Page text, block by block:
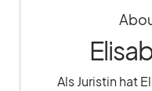
Als Juristin hat